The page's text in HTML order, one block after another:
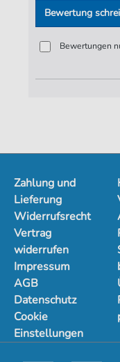
Bewertung
Bewertungen
Zahlung und
Lieferung
Widerrufsrecht
Vertrag
widerrufen
Impressum
AGB
Datenschutz
Cookie
Einstellungen